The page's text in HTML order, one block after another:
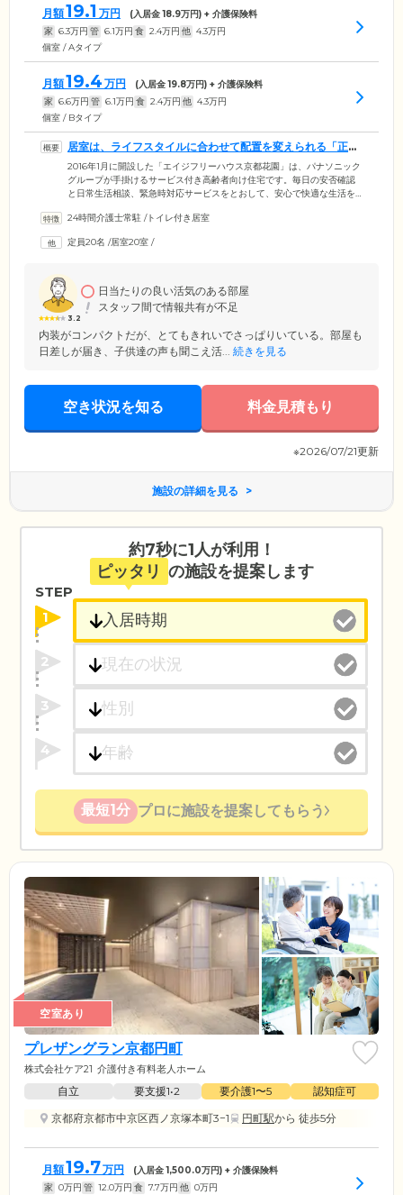
月額19.1 万円 (入居金18.9万円) + 介護保険料
家 6.3万円 管 6.1万円 食 2.4万円 他 4.3万円
個室 / Aタイプ
月額19.4 万円 (入居金19.8万円) + 介護保険料
家 6.6万円 管 6.1万円 食 2.4万円 他 4.3万円
個室 / Bタイプ
居室は、ライフスタイルに合わせて配置を変えられる「正方
形」です
2016年1月に開設した「エイジフリーハウス京都花園」は、パナソニック
グループが手掛けるサービス付き高齢者向け住宅です。毎日の安否確認
と日常生活相談、緊急時対応サービスをとおして、安心で快適な生活を
イルに合わせて配置を変えられる正方形。お元気な方はベッドを壁際に
し3方向から介助を受けられるようにしたり、ご希望に応じてレイアウト
24時間介護士常駐 /トイレ付き居室
定員20名 /居室20室 /
3.2
日当たりの良い活気のある部屋
スタッフ間で情報共有が不足
内装がコンパクトだが、とてもきれいでさっぱりいている。部屋も
日差しが届き、子供達の声も聞こえ活... 続きを見る
空き状況を知る 料金見積もり
※2026/07/21更新
施設の詳細を見る
約7秒に1人が利用！
ピッタリ の施設を提案します
STEP
1
2
3
4
最短1分 プロに施設を提案してもらう
空室あり
プレザングラン京都円町
株式会社ケア21 介護付き有料老人ホーム
自立 要支援1•2 要介護1〜5
認知症可
京都府京都市中京区西ノ京塚本町3−1
円町駅から 徒歩5分
月額19.7万円 (入居金1,500.0万円) + 介護保険料
家 0万円 管 12.0万円 食 7.7万円 他 0万円